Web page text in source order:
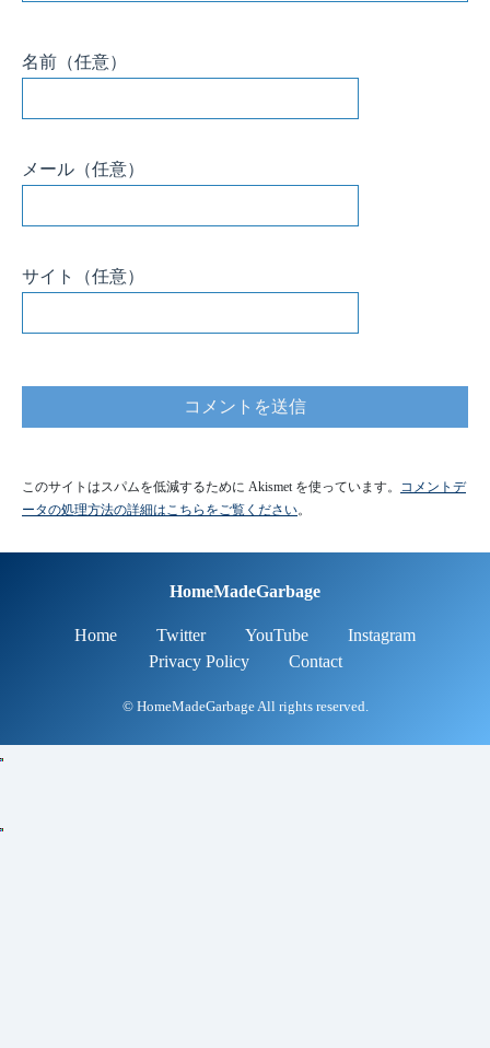
名前 （任意）
メール （任意）
サイト （任意）
このサイトはスパムを低減するために Akismet を使っています。 コメントデ
ータの処理方法の詳細はこちらをご覧ください。
HomeMadeGarbage
Home Twitter YouTube
Instagram
Privacy Policy
Contact
© HomeMadeGarbage All rights reserved.